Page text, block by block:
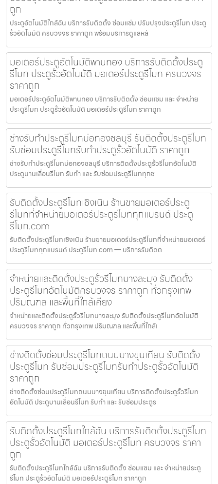
ถูก
ประตูอัตโนมัติใกล้ฉัน บริการรับติดตั้ง ซ่อมแซ่ม ปรับปรุงประตูรีโมท ประตู
รั้วอัตโนมัติ ครบวงจร ราคาถูก พร้อมบริการดูแลหลั
มอเตอร์ประตูอัตโนมัติพานทอง บริการรับติดตั้งประตู
รีโมท ประตูรั้วอัตโนมัติ มอเตอร์ประตูรีโมท ครบวงจร
ราคาถูก
มอเตอร์ประตูอัตโนมัติพานทอง บริการรับติดตั้ง ซ่อมแซม และ จำหน่าย
ประตูรีโมท ประตูรั้วอัตโนมัติ มอเตอร์ประตูรีโมท ราคาถูก
ช่างรับทำประตูรีโมทบ่อทองชลบุรี รับติดตั้งประตูรีโมท
รับซ่อมประตูรีโมทรับทำประตูรั้วอัตโนมัติ ราคาถูก
ช่างรับทำประตูรีโมทบ่อทองชลบุรี บริการติดตั้งประตูรั้วรีโมทอัตโนมัติ
ประตูบานเลื่อนรีโมท รับทำ และ รับซ่อมประตูรีโมททุกช
รับติดตั้งประตูรีโมทเชิงเนิน ร้านขายมอเตอร์ประตู
รีโมทที่จำหน่ายมอเตอร์ประตูรีโมททุกแบรนด์ ประตู
รีโมท.com
รับติดตั้งประตูรีโมทเชิงเนิน ร้านขายมอเตอร์ประตูรีโมทที่จำหน่ายมอเตอร์
ประตูรีโมททุกแบรนด์ ประตูรีโมท.com — บริการรับติดต
จำหน่ายและติดตั้งประตูรั้วรีโมทบางละมุง รับติดตั้ง
ประตูรีโมทอัตโนมัติครบวงจร ราคาถูก ทั่วกรุงเทพ
ปริมณฑล และพื้นที่ใกล้เคียง
จำหน่ายและติดตั้งประตูรั้วรีโมทบางละมุง รับติดตั้งประตูรีโมทอัตโนมัติ
ครบวงจร ราคาถูก ทั่วกรุงเทพ ปริมณฑล และพื้นที่ใกล้เ
ช่างติดตั้งซ่อมประตูรีโมทถนนบางขุนเทียน รับติดตั้ง
ประตูรีโมท รับซ่อมประตูรีโมทรับทำประตูรั้วอัตโนมัติ
ราคาถูก
ช่างติดตั้งซ่อมประตูรีโมทถนนบางขุนเทียน บริการติดตั้งประตูรั้วรีโมท
อัตโนมัติ ประตูบานเลื่อนรีโมท รับทำ และ รับซ่อมประตูร
รับติดตั้งประตูรีโมทใกล้ฉัน บริการรับติดตั้งประตูรีโมท
ประตูรั้วอัตโนมัติ มอเตอร์ประตูรีโมท ครบวงจร ราคา
ถูก
รับติดตั้งประตูรีโมทใกล้ฉัน บริการรับติดตั้ง ซ่อมแซม และ จำหน่ายประตู
รีโมท ประตูรั้วอัตโนมัติ มอเตอร์ประตูรีโมท ราคาถูก